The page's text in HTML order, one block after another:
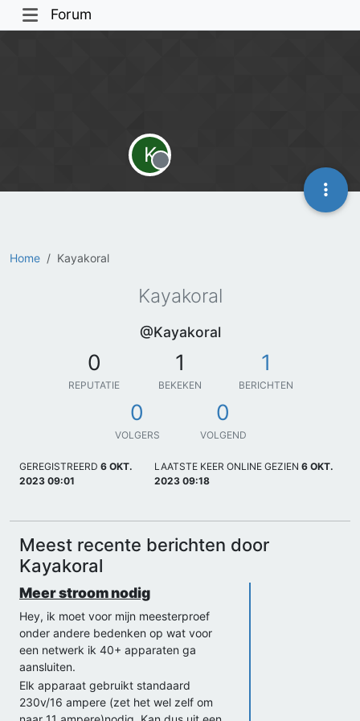
Forum
Home Kayakoral
K
Offline
Kayakoral
@Kayakoral
0
REPUTATIE
1
BEKEKEN
1
BERICHTEN
0
VOLGERS
0
VOLGEND
GEREGISTREERD 6 OKT.
2023 09:01
LAATSTE KEER ONLINE GEZIEN 6 OKT.
2023 09:18
Meest recente berichten door
Kayakoral
Meer stroom nodig
Hey, ik moet voor mijn meesterproef
onder andere bedenken op wat voor
een netwerk ik 40+ apparaten ga
aansluiten.
Elk apparaat gebruikt standaard
230v/16 ampere (zet het wel zelf om